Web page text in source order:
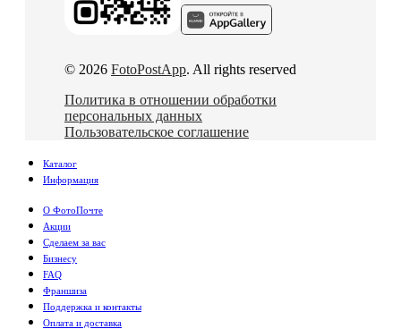
© 2026 FotoPostApp. All rights reserved
Политика в отношении обработки
персональных данных
Пользовательское соглашение
Каталог
Информация
О ФотоПочте
Акции
Сделаем за вас
Бизнесу
FAQ
Франшиза
Поддержка и контакты
Оплата и доставка